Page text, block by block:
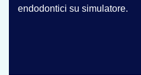
endodontici su simulatore.